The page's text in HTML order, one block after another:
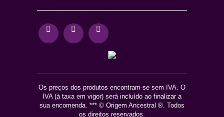
Os preços dos produtos encontram-se sem IVA. O
IVA (à taxa em vigor) será incluído ao finalizar a
sua encomenda. *** © Origem Ancestral ®. Todos
os direitos reservados.